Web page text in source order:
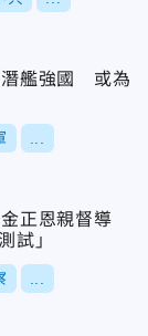
潛艦強國 或為
正恩親督導
試」